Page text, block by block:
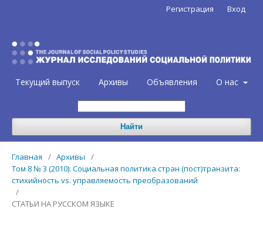
Текущий выпуск Архивы Объявления О нас
Найти
Регистрация Вход
Главная / Архивы
/
Том 8 № 3 (2010): Социальная политика стран (пост)транзита:
стихийность vs. управляемость преобразований
/
СТАТЬИ НА РУССКОМ ЯЗЫКЕ